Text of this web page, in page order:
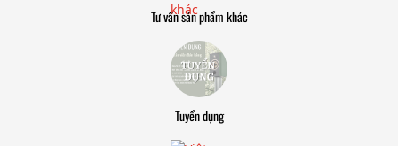
Tư vấn sản phẩm khác
Tuyển dụng